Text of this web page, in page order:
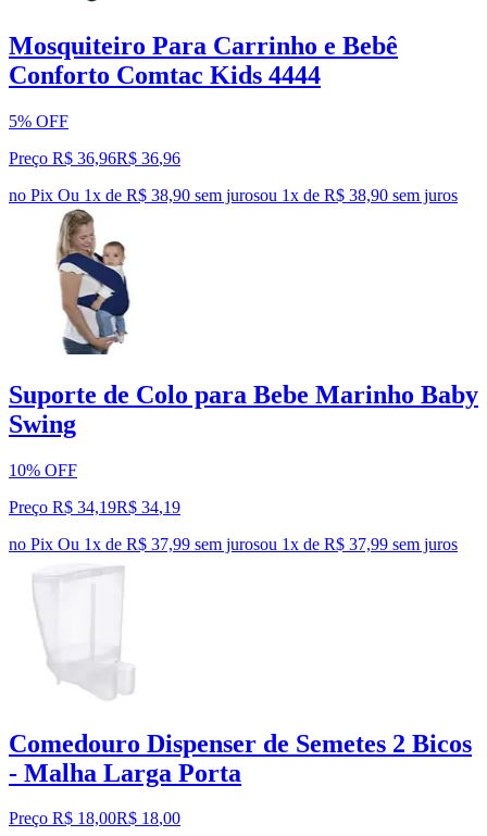
Mosquiteiro Para Carrinho e Bebê
Conforto Comtac Kids 4444
5% OFF
Preço R$ 36,96R$ 36,96
no Pix Ou 1x de R$ 38,90 sem jurosou 1x de R$ 38,90 sem juros
Suporte de Colo para Bebe Marinho Baby
Swing
10% OFF
Preço R$ 34,19R$ 34,19
no Pix Ou 1x de R$ 37,99 sem jurosou 1x de R$ 37,99 sem juros
Comedouro Dispenser de Semetes 2 Bicos
- Malha Larga Porta
Preço R$ 18,00R$ 18,00